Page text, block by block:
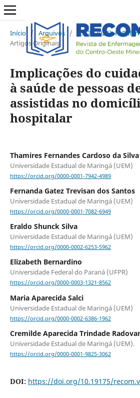
Início / Arquivos / v. 12 (2022): R.
Artigos Originais
Implicações do
à saúde de pessoas
assistidas no
hospitalar
Thamires Fernandes Cardoso da
Universidade Estadual de Maringá (UEM)
https://orcid.org/0000-0001-7942-4989
Fernanda Gatez Trevisan dos Santos
Universidade Estadual de Maringá (UEM)
https://orcid.org/0000-0001-7082-6949
Eraldo Shunck Silva
Universidade Estadual de Maringá (UEM)
https://orcid.org/0000-0002-6253-5962
Elizabeth Bernardino
Universidade Federal do Paraná (UFPR)
https://orcid.org/0000-0003-1321-8562
Maria Aparecida Salci
Universidade Estadual de Maringá (UEM)
https://orcid.org/0000-0002-6386-1962
Cremilde Aparecida Trindade
Universidade Estadual de Maringá (UEM).
https://orcid.org/0000-0001-9825-3062
DOI: https://doi.org/10.19175/